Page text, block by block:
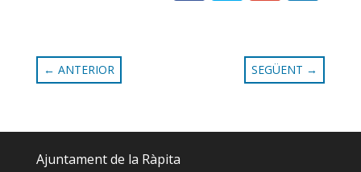
← ANTERIOR SEGÜENT →
Ajuntament de la Ràpita